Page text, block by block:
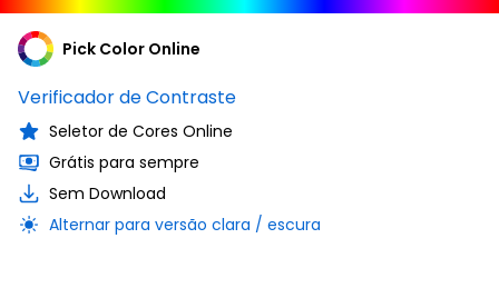
Pick Color Online
Verificador de Contraste
Seletor de Cores Online
Grátis para sempre
Sem Download
Alternar para versão clara / escura